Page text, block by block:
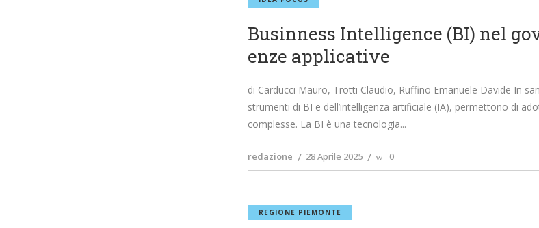
Businness Intelligence (BI) nel
enze applicative
di Carducci Mauro, Trotti Claudio, Ruffino Emanuele Davide In
strumenti di BI e dell’intelligenza artificiale (IA), permettono di
complesse. La BI è una tecnologia
redazione 28 Aprile 2025 0
REGIONE PIEMONTE